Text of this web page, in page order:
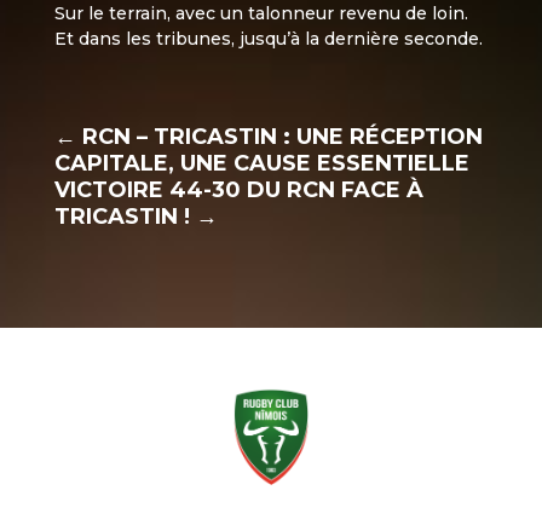
Sur le terrain, avec un talonneur revenu de loin.
Et dans les tribunes, jusqu’à la dernière seconde.
← RCN – TRICASTIN : UNE RÉCEPTION
CAPITALE, UNE CAUSE ESSENTIELLE
VICTOIRE 44-30 DU RCN FACE À
TRICASTIN ! →